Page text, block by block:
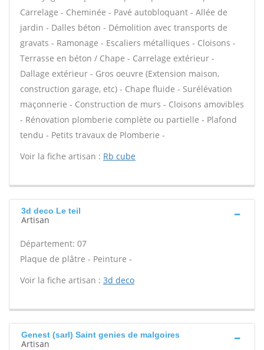
Carrelage - Cheminée - Pavé autobloquant - Allée de
jardin - Dalles béton - Démolition avec transports de
gravats - Ramonage - Escaliers métalliques - Cloisons -
Terrasse en béton / Chape - Carrelage extérieur -
Dallage extérieur - Gros oeuvre (Extension maison,
construction garage, etc) - Chape fluide - Surélévation
maçonnerie - Construction de murs - Cloisons amovibles
- Rénovation plomberie complète ou partielle - Plafond
tendu - Petits travaux de Plomberie -
Voir la fiche artisan : Rb cube
3d deco Le teil
Artisan
Département: 07
Plaque de plâtre - Peinture -
Voir la fiche artisan : 3d deco
Genest (sarl) Saint genies de malgoires
Artisan